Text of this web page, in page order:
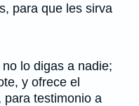
para que les sirva
lo digas a nadie;
y ofrece el
para testimonio a